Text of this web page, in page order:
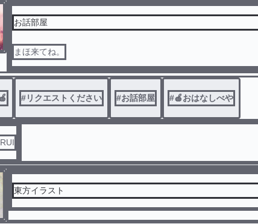
お話部屋
まほ来てね。
#リクエストください #お話部屋 #🍎おはなしべや
東方イラスト